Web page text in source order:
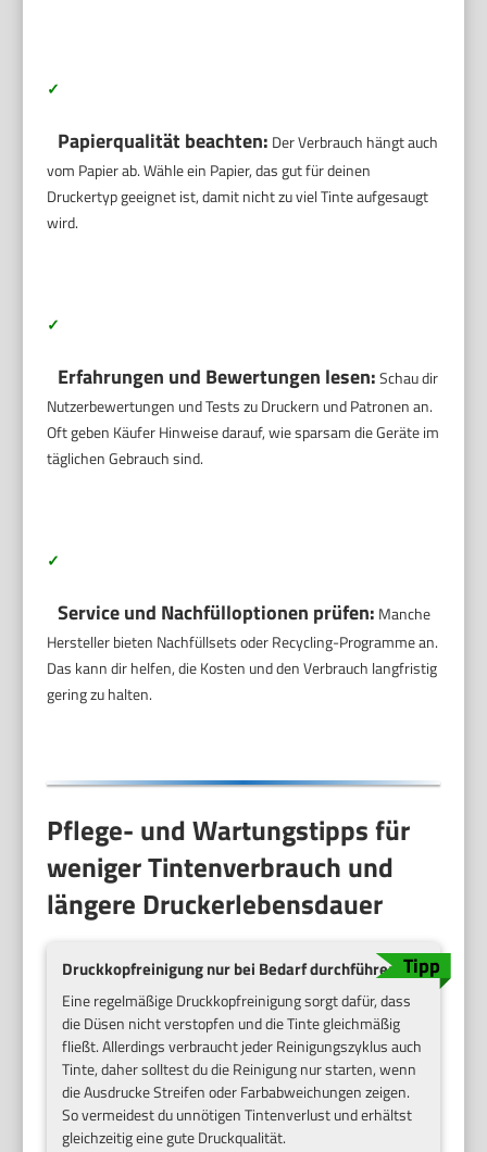
✓
Papierqualität beachten: Der Verbrauch hängt auch
vom Papier ab. Wähle ein Papier, das gut für deinen
Druckertyp geeignet ist, damit nicht zu viel Tinte aufgesaugt
wird.
✓
Erfahrungen und Bewertungen lesen:Schau dir
Nutzerbewertungen und Tests zu Druckern und Patronen an.
Oft geben Käufer Hinweise darauf, wie sparsam die Geräte im
täglichen Gebrauch sind.
✓
Service und Nachfülloptionen prüfen: Manche
Hersteller bieten Nachfüllsets oder Recycling-Programme an.
Das kann dir helfen, die Kosten und den Verbrauch langfristig
gering zu halten.
Pflege- und Wartungstipps für
weniger Tintenverbrauch und
längere Druckerlebensdauer
Druckkopfreinigung nur bei Bedarf durchführen
Eine regelmäßige Druckkopfreinigung sorgt dafür, dass
die Düsen nicht verstopfen und die Tinte gleichmäßig
fließt. Allerdings verbraucht jeder Reinigungszyklus auch
Tinte, daher solltest du die Reinigung nur starten, wenn
die Ausdrucke Streifen oder Farbabweichungen zeigen.
So vermeidest du unnötigen Tintenverlust und erhältst
gleichzeitig eine gute Druckqualität.